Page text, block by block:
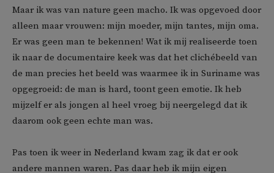
Maar ik was van nature geen macho. Ik was opgevoed door
alleen maar vrouwen: mijn moeder, mijn tantes, mijn oma.
Er was geen man te bekennen! Wat ik mij realiseerde toen
ik naar de documentaire keek was dat het clichébeeld van
de man precies het beeld was waarmee ik in Suriname was
opgegroeid: de man is hard, toont geen emotie. Ik heb
mijzelf er als jongen al heel vroeg bij neergelegd dat ik
daarom ook geen echte man was.
Pas toen ik weer in Nederland kwam zag ik dat er ook
andere mannen waren. Pas daar heb ik mijn eigen